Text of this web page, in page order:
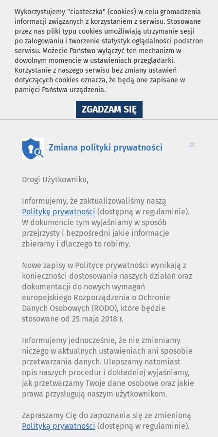
Wykorzystujemy "ciasteczka" (cookies) w celu gromadzenia
informacji związanych z korzystaniem z serwisu. Stosowane
przez nas pliki typu cookies umożliwiają utrzymanie sesji
po zalogowaniu i tworzenie statystyk oglądalności podstron
serwisu. Możecie Państwo wyłączyć ten mechanizm w
dowolnym momencie w ustawieniach przeglądarki.
Korzystanie z naszego serwisu bez zmiany ustawień
dotyczących cookies oznacza, że będą one zapisane w
pamięci Państwa urządzenia.
ZGADZAM SIĘNA
WYKORZYSTANIE
×
Zmiana polityki prywatności
Drogi Użytkowniku,
Informujemy, że zaktualizowaliśmy naszą
Politykę prywatności (dostępną w regulaminie).
W dokumencie tym wyjaśniamy w sposób
przejrzysty i bezpośredni jakie informacje
zbieramy i dlaczego to robimy.
Nowe zapisy w Polityce prywatności wynikają z
konieczności dostosowania naszych działań oraz
dokumentacji do nowych wymagań
europejskiego Rozporządzenia o Ochronie
Danych Osobowych (RODO), które będzie
stosowane od 25 maja 2018 r.
Informujemy jednocześnie, że nie zmieniamy
niczego w aktualnych ustawieniach ani sposobie
przetwarzania danych. Ulepszamy natomiast
opis naszych procedur i dokładniej wyjaśniamy,
jak przetwarzamy Twoje dane osobowe oraz jakie
prawa przysługują naszym użytkownikom.
Zapraszamy Cię do zapoznania się ze zmienioną
Polityką prywatności (dostępną w regulaminie).